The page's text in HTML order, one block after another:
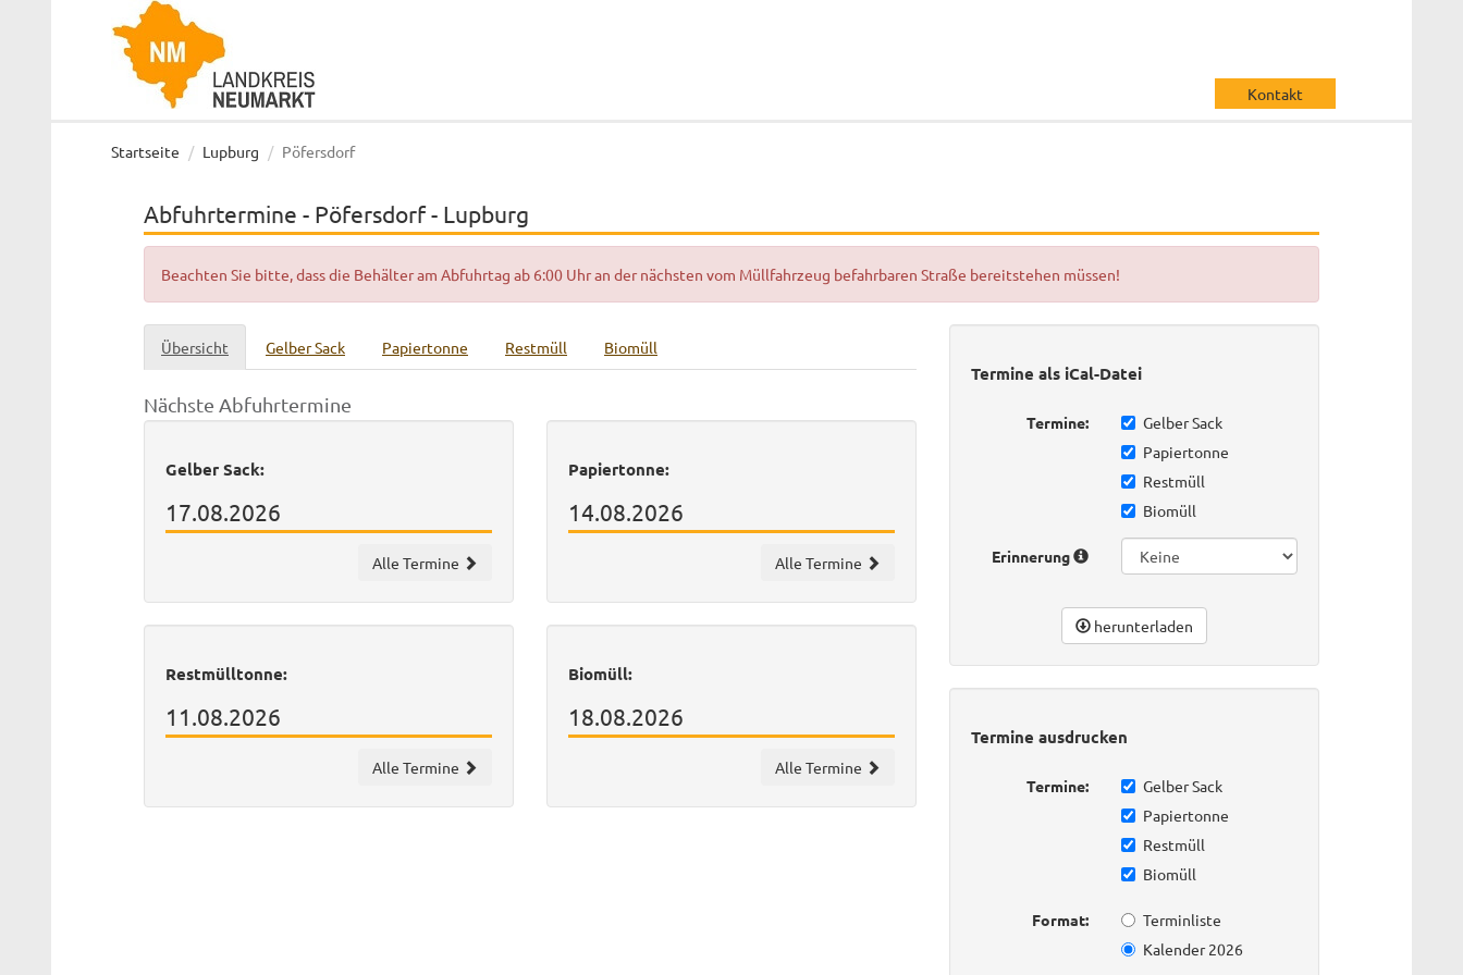
Kontakt
Startseite Lupburg Pöfersdorf
Abfuhrtermine - Pöfersdorf - Lupburg
Beachten Sie bitte, dass die Behälter am Abfuhrtag ab 6:00 Uhr an der nächsten vom Müllfahrzeug befahrbaren Straße bereitstehen müssen!
Übersicht Gelber Sack Papiertonne Restmüll Biomüll
Nächste Abfuhrtermine
Gelber Sack:
17.08.2026
Alle Termine
Papiertonne:
14.08.2026
Alle Termine
Restmülltonne:
11.08.2026
Alle Termine
Biomüll:
18.08.2026
Alle Termine
Termine als iCal-Datei
Termine:
Gelber Sack
Papiertonne
Restmüll
Biomüll
Erinnerung
herunterladen
Termine ausdrucken
Termine:
Gelber Sack
Papiertonne
Restmüll
Biomüll
Format:
Terminliste
Kalender 2026